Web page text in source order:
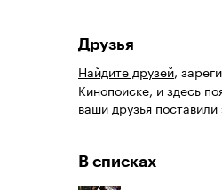
Друзья
Найдите друзей,
Кинопоиске, и здесь
ваши друзья
В списках